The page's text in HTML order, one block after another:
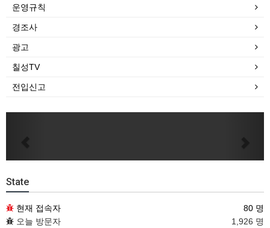
운영규칙
경조사
광고
칠성TV
전입신고
State
현재 접속자
80 명
오늘 방문자
1,926 명